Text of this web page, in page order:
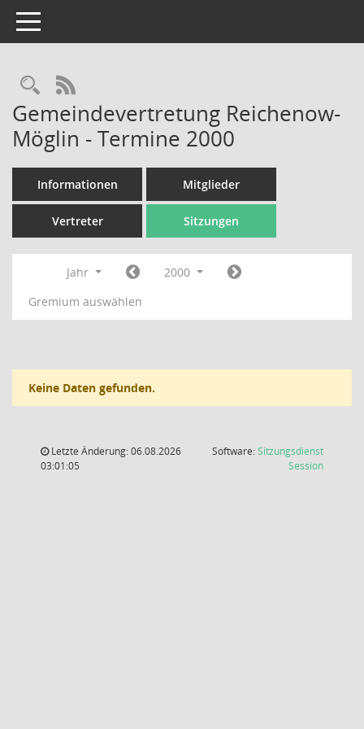
Toggle navigation
Rechercheauswahl
RSS-Feed
Gemeindevertretung Reichenow-
Möglin - Termine 2000
Informationen Mitglieder
Vertreter Sitzungen
Jahr
2000
Gremium auswählen
Keine Daten gefunden.
Letzte Änderung: 06.08.2026
03:01:05
Software:Sitzungsdienst
Session(Wird in